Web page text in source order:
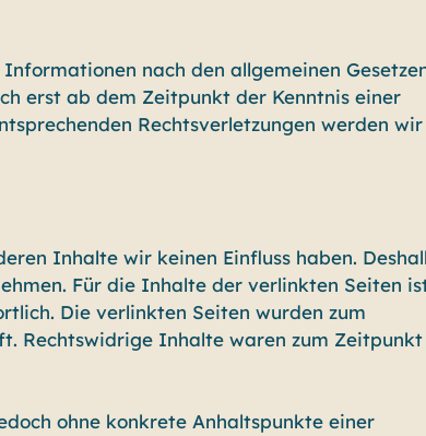
nach den allgemeinen
erst ab dem Zeitpunkt der Kenntnis einer
Rechtsverletzungen werden wir
Inhalte wir keinen Einfluss haben.
Für die Inhalte der verlinkten Seiten
Die verlinkten Seiten wurden zum
Rechtswidrige Inhalte waren zum Zeitpunkt
ohne konkrete Anhaltspunkte einer